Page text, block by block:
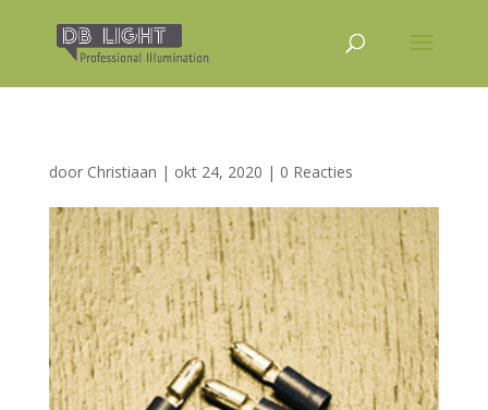
door Christiaan | okt 24, 2020 | 0 Reacties